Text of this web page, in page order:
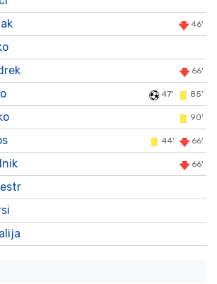
46'
66'
47' 85'
90'
44' 66'
66'